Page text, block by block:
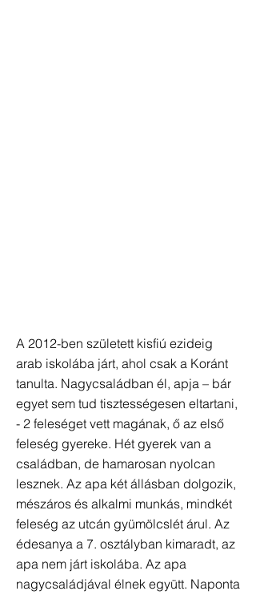
A 2012-ben született kisfiú ezideig
arab iskolába járt, ahol csak a Koránt
tanulta. Nagycsaládban él, apja – bár
egyet sem tud tisztességesen eltartani,
- 2 feleséget vett magának, ő az első
feleség gyereke. Hét gyerek van a
családban, de hamarosan nyolcan
lesznek. Az apa két állásban dolgozik,
mészáros és alkalmi munkás, mindkét
feleség az utcán gyümölcslét árul. Az
édesanya a 7. osztályban kimaradt, az
apa nem járt iskolába. Az apa
nagycsaládjával élnek együtt. Naponta